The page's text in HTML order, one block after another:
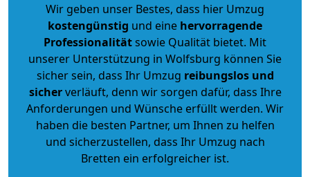
Wir geben unser Bestes, dass hier Umzug
kostengünstig und eine hervorragende
Professionalitätsowie Qualität bietet. Mit
unserer Unterstützung in Wolfsburg können Sie
sicher sein, dass Ihr Umzug reibungslos und
sicherverläuft, denn wir sorgen dafür, dass Ihre
Anforderungen und Wünsche erfüllt werden. Wir
haben die besten Partner, um Ihnen zu helfen
und sicherzustellen, dass Ihr Umzug nach
Bretten ein erfolgreicher ist.